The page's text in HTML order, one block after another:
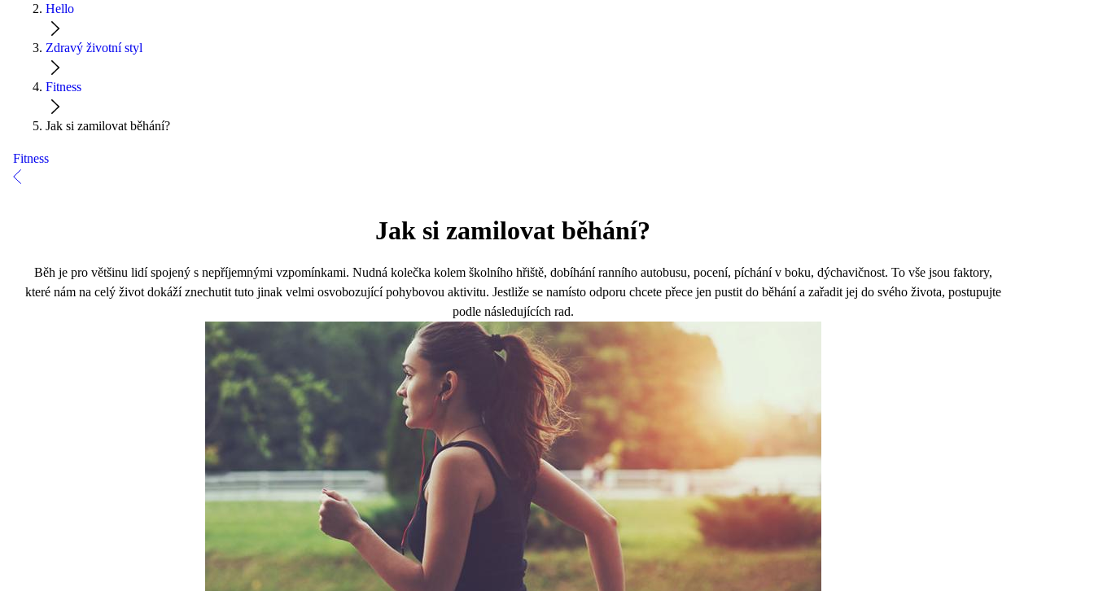
Hello
Zdravý životní styl
Fitness
Jak si zamilovat běhání?
Fitness
Jak si zamilovat běhání?
Běh je pro většinu lidí spojený s nepříjemnými vzpomínkami. Nudná kolečka kolem školního hřiště, dobíhání ranního autobusu, pocení, píchání v boku, dýchavičnost. To vše jsou faktory,
které nám na celý život dokáží znechutit tuto jinak velmi osvobozující pohybovou aktivitu. Jestliže se namísto odporu chcete přece jen pustit do běhání a zařadit jej do svého života, postupujte
podle následujících rad.